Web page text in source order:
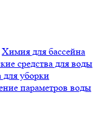
Химия для бассейна
средства для воды
для уборки
параметров воды